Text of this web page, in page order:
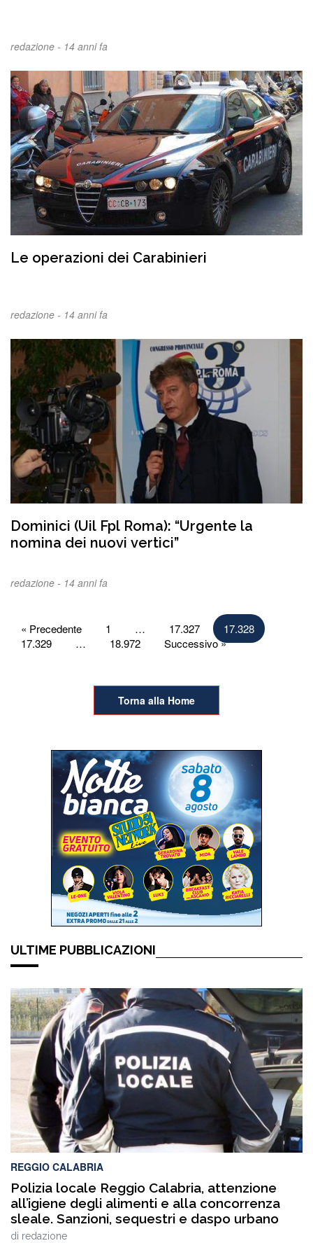
redazione - 14 anni fa
Le operazioni dei Carabinieri
redazione - 14 anni fa
Dominici (Uil Fpl Roma): “Urgente la
nomina dei nuovi vertici”
redazione - 14 anni fa
Paginazione
degli
« Precedente 1 … 17.327
17.328
17.329
… 18.972 Successivo »
Torna alla Home
ULTIME PUBBLICAZIONI
REGGIO CALABRIA
Polizia locale Reggio Calabria, attenzione
all’igiene degli alimenti e alla concorrenza
sleale. Sanzioni, sequestri e daspo urbano
di redazione